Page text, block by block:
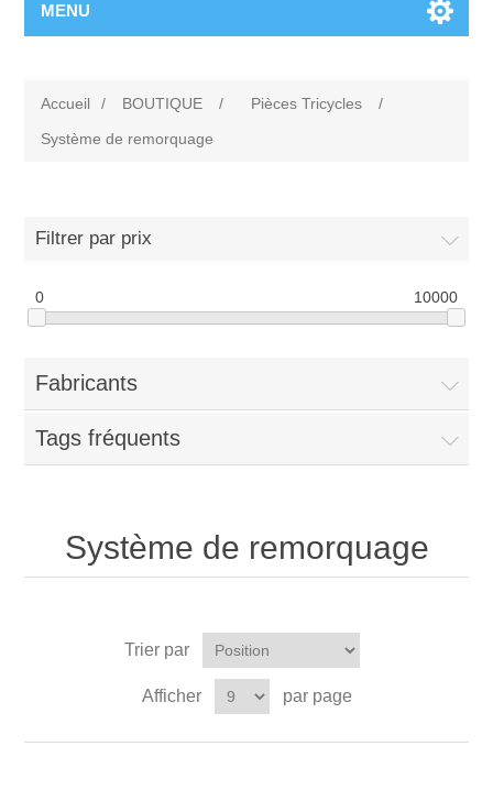
MENU
Accueil / BOUTIQUE / Pièces Tricycles
/
Système de remorquage
Filtrer par prix
0 10000
Fabricants
Tags fréquents
Système de remorquage
Trier par
Afficher par page